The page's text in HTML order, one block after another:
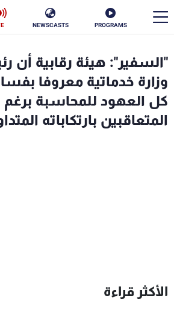
PROGRAMS
NEWSCASTS
"السفير": هيئة رقابية
وزارة خدماتية معروفا
كل العهود للمحاسبة برغم
المتعاقبين بارتكاباته
الأكثر قراءة
الأخبار
سياسة ناس
شاهد البرامج
الترددات